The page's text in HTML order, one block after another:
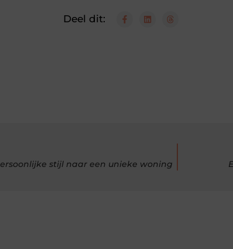
Deel dit:
stijl naar een unieke woning